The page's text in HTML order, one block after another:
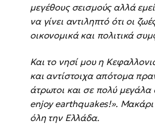
μεγέθους σεισμούς αλλά
να γίνει αντιληπτό ότι οι
οικονομικά και πολιτικά
Και το νησί μου η
και αντίστοιχα απότομα
άτρωτοι και σε πολύ
enjoy earthquakes!». Μακάρι
όλη την Ελλάδα.